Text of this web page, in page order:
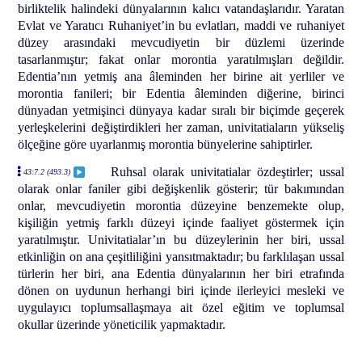
birliktelik halindeki dünyalarının kalıcı vatandaşlarıdır. Yaratan
Evlat ve Yaratıcı Ruhaniyet’in bu evlatları, maddi ve ruhaniyet
düzey arasındaki mevcudiyetin bir düzlemi üzerinde
tasarlanmıştır; fakat onlar morontia yaratılmışları değildir.
Edentia’nın yetmiş ana âleminden her birine ait yerliler ve
morontia fanileri; bir Edentia âleminden diğerine, birinci
dünyadan yetmişinci dünyaya kadar sıralı bir biçimde geçerek
yerleşkelerini değiştirdikleri her zaman, univitatiaların yükseliş
ölçeğine göre uyarlanmış morontia bünyelerine sahiptirler.
43:7.2 (493.3)
Ruhsal olarak univitatialar özdeştirler; ussal
olarak onlar faniler gibi değişkenlik gösterir; tür bakımından
onlar, mevcudiyetin morontia düzeyine benzemekte olup,
kişiliğin yetmiş farklı düzeyi içinde faaliyet göstermek için
yaratılmıştır. Univitatialar’ın bu düzeylerinin her biri, ussal
etkinliğin on ana çeşitliliğini yansıtmaktadır; bu farklılaşan ussal
türlerin her biri, ana Edentia dünyalarının her biri etrafında
dönen on uydunun herhangi biri içinde ilerleyici mesleki ve
uygulayıcı toplumsallaşmaya ait özel eğitim ve toplumsal
okullar üzerinde yöneticilik yapmaktadır.